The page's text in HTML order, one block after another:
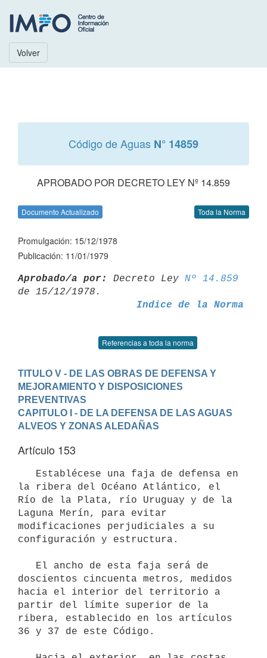
Volver
Código de Aguas N° 14859
APROBADO POR DECRETO LEY Nº 14.859
Documento Actualizado Toda la Norma
Promulgación: 15/12/1978
Publicación: 11/01/1979
Aprobado/a por: Decreto Ley Nº 14.859
Indice de la Norma
Referencias a toda la norma
TITULO V - DE LAS OBRAS DE DEFENSA Y
MEJORAMIENTO Y DISPOSICIONES
PREVENTIVAS
CAPITULO I - DE LA DEFENSA DE LAS AGUAS
ALVEOS Y ZONAS ALEDAÑAS
Artículo 153
la ribera del Océano Atlántico, el
Río de la Plata, río Uruguay y de la
Laguna Merín, para evitar
modificaciones perjudiciales a su
configuración y estructura.
doscientos cincuenta metros, medidos
hacia el interior del territorio a
partir del límite superior de la
ribera, establecido en los artículos
36 y 37 de este Código.